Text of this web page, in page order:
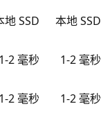
地 SSD
本地 SSD
1-2 毫秒
1-2 毫秒
1-2 毫秒
1-2 毫秒